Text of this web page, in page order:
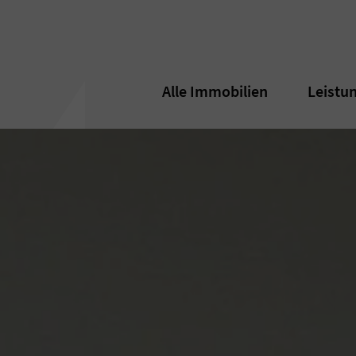
Alle Immobilien
Alle Immobilien